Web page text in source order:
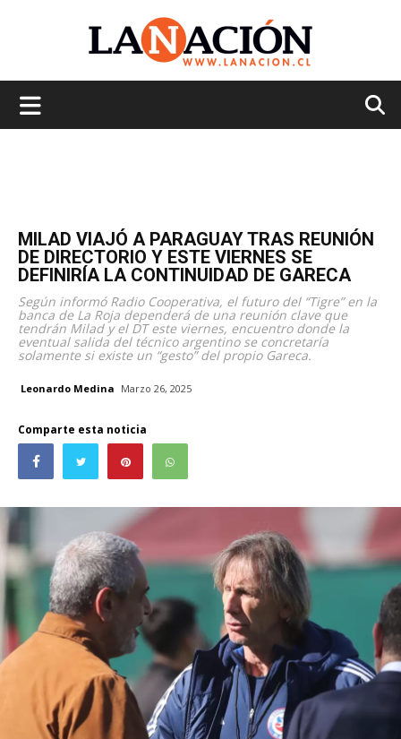
MILAD VIAJÓ A PARAGUAY TRAS REUNIÓN
DE DIRECTORIO Y ESTE VIERNES SE
DEFINIRÍA LA CONTINUIDAD DE GARECA
Según informó Radio Cooperativa, el futuro del “Tigre” en la
banca de La Roja dependerá de una reunión clave que
tendrán Milad y el DT este viernes, encuentro donde la
eventual salida del técnico argentino se concretaría
solamente si existe un “gesto” del propio Gareca.
Leonardo Medina Marzo 26, 2025
Comparte esta noticia